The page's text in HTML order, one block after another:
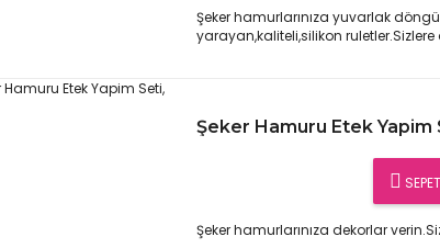
Şeker hamurlarınıza yuvarlak
yarayan,kaliteli,silikon ruletler.Sizlere
Şeker Hamuru Etek Yapim
Şeker hamurlarınıza dekorlar